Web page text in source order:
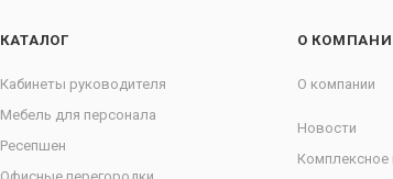
КАТАЛОГ
Кабинеты руководителя
Мебель для персонала
Ресепшен
О
О компании
Новости